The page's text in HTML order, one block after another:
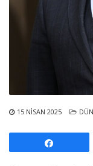
15 NISAN 2025